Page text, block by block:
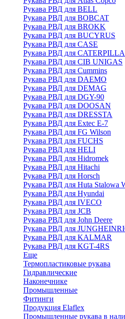
Рукава РВД для BELL
Рукава РВД для BOBCAT
Рукава РВД для BROKK
Рукава РВД для BUCYRUS
Рукава РВД для CASE
Рукава РВД для
Рукава РВД для CIB UNIGAS
Рукава РВД для Cummins
Рукава РВД для DAEMO
Рукава РВД для DEMAG
Рукава РВД для DGY-90
Рукава РВД для DOOSAN
Рукава РВД для DRESSTA
Рукава РВД для Extec E-7
Рукава РВД для FG Wilson
Рукава РВД для FUCHS
Рукава РВД для HELI
Рукава РВД для Hidromek
Рукава РВД для Hitachi
Рукава РВД для Horsch
Рукава РВД для Huta Stalowa
Рукава РВД для Hyundai
Рукава РВД для IVECO
Рукава РВД для JCB
Рукава РВД для John Deere
Рукава РВД для
Рукава РВД для KALMAR
Рукава РВД для KGT-4RS
Еще
Термопластиковые рукава
Гидравлические
Наконечнике
Промышленные
Фитинги
Продукция Elaflex
Промышленные рукава в